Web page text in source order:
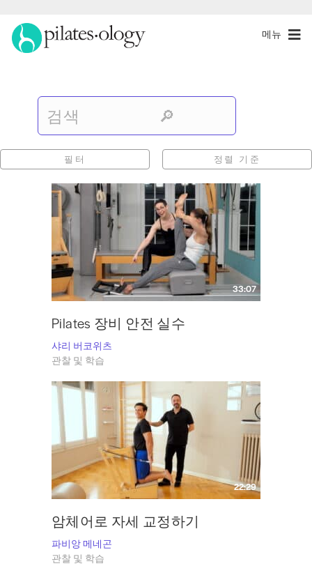
메뉴
필터 정렬 기준
33:07
Pilates 장비 안전 실수
샤리 버코위츠
관찰 및 학습
22:29
암체어로 자세 교정하기
파비앙 메네곤
관찰 및 학습